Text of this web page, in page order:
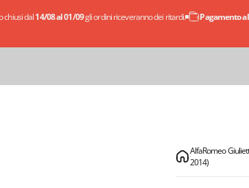
chiusi dal14/08 al 01/09gli ordini riceveranno dei ritardi. Pagamento
AlfaRomeo
2014)